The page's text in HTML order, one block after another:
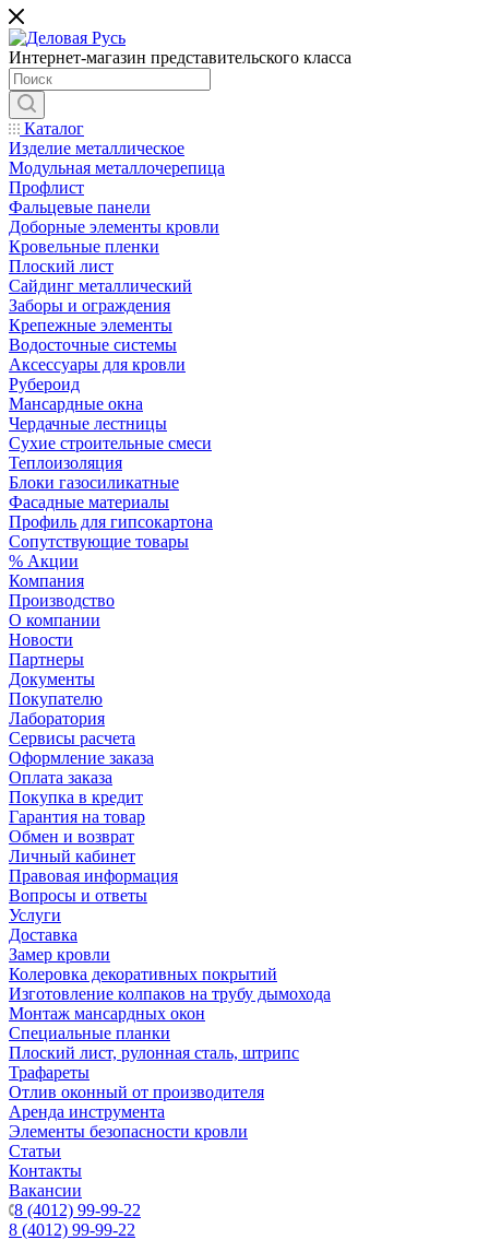
Интернет-магазин представительского класса
Каталог
Изделие металлическое
Модульная металлочерепица
Профлист
Фальцевые панели
Доборные элементы кровли
Кровельные пленки
Плоский лист
Сайдинг металлический
Заборы и ограждения
Крепежные элементы
Водосточные системы
Аксессуары для кровли
Рубероид
Мансардные окна
Чердачные лестницы
Сухие строительные смеси
Теплоизоляция
Блоки газосиликатные
Фасадные материалы
Профиль для гипсокартона
Сопутствующие товары
% Акции
Компания
Производство
О компании
Новости
Партнеры
Документы
Покупателю
Лаборатория
Сервисы расчета
Оформление заказа
Оплата заказа
Покупка в кредит
Гарантия на товар
Обмен и возврат
Личный кабинет
Правовая информация
Вопросы и ответы
Услуги
Доставка
Замер кровли
Колеровка декоративных покрытий
Изготовление колпаков на трубу дымохода
Монтаж мансардных окон
Специальные планки
Плоский лист, рулонная сталь, штрипс
Трафареты
Отлив оконный от производителя
Аренда инструмента
Элементы безопасности кровли
Статьи
Контакты
Вакансии
8 (4012) 99-99-22
8 (4012) 99-99-22